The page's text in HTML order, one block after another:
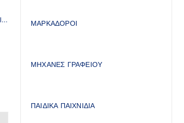
FABER CASTELL G-PENCIL GRIP ΚΟΚΚΙΝΟ 117065 ΜΑΡΚΑΔΟΡΟΙ
ΜΗΧΑΝΕΣ ΓΡΑΦΕΙΟΥ
ΠΑΙΔΙΚΑ ΠΑΙΧΝΙΔΙΑ